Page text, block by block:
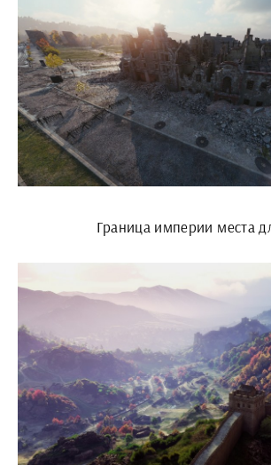
Граница империи места